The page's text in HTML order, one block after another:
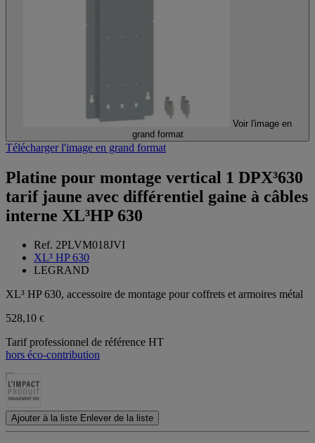
Voir l'image en
grand format
Télécharger l'image en grand format
Platine pour montage vertical 1 DPX³630
tarif jaune avec différentiel gaine à câbles
interne XL³HP 630
Ref. 2PLVM018JVI
XL³ HP 630
LEGRAND
XL³ HP 630, accessoire de montage pour coffrets et armoires métal
528,10 €
Tarif professionnel de référence HT
hors éco-contribution
Ajouter à la liste Enlever de la liste